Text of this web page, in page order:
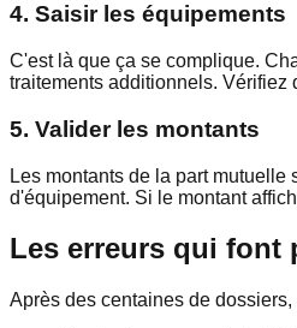
4. Saisir les équipements
C'est là que ça se complique.
traitements additionnels. Vérifiez
5. Valider les montants
Les montants de la part
d'équipement. Si le montant
Les erreurs qui font
Après des centaines de